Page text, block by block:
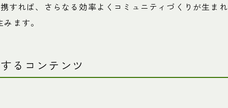
すれば、さらなる効率よくコミュニティづくりが生まれ
ます。
るコンテンツ